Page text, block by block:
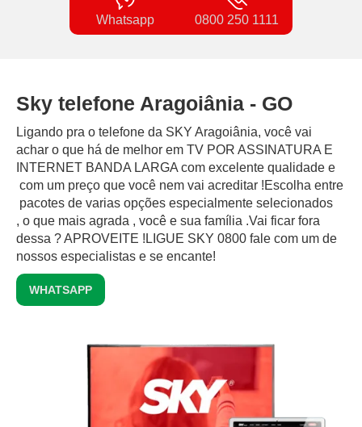
Whatsapp 0800 250 1111
Sky telefone Aragoiânia - GO
Ligando pra o telefone da SKY Aragoiânia, você vai
achar o que há de melhor em TV POR ASSINATURA E
INTERNET BANDA LARGA com excelente qualidade e
com um preço que você nem vai acreditar !Escolha entre
pacotes de varias opções especialmente selecionados
, o que mais agrada , você e sua família .Vai ficar fora
dessa ? APROVEITE !LIGUE SKY 0800 fale com um de
nossos especialistas e se encante!
WHATSAPP